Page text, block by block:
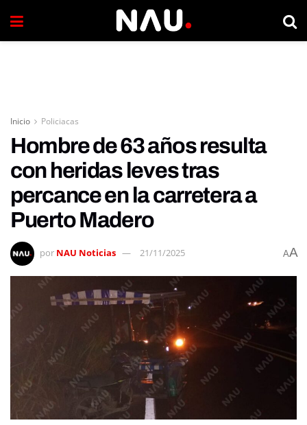
Inicio Policiacas
Hombre de 63 años resulta
con heridas leves tras
percance en la carretera a
Puerto Madero
por NAU Noticias 21/11/2025 AA